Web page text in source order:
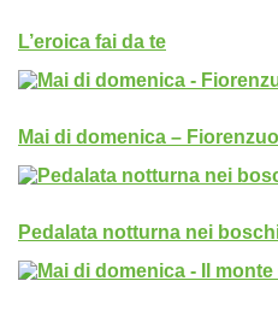
L’eroica fai da te
Mai di domenica –
Pedalata notturna nei